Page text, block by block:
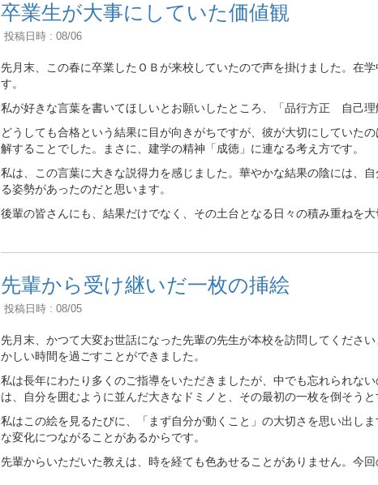
卒業生が大事にしていた価値観
投稿日時 : 08/06
先月末、この春に卒業したＯＢが来校していたので声を掛けました。在
す。
私が好きな言葉を書いてほしいとお願いしたところ、「品行方正 自己理
どうしても合格という結果に目が向きがちですが、彼が大切にしていた
解することでした。まさに、建学の精神「成徳」に連なる考え方です。
私は、この言葉に大きな説得力を感じました。華やかな結果の陰には、
る姿勢があったのだと思います。
後輩の皆さんにも、結果だけでなく、その土台となる日々の積み重ねを大
先輩から受け継いだ一枚の挿絵
投稿日時 : 08/05
先月末、かつて大変お世話になった先輩の先生が本校を訪問してくださ
かしい時間を過ごすことができました。
私は長年にわたり多くのご指導をいただきましたが、中でも忘れられな
は、自分を囲むように並んだ大きなドミノと、その最初の一枚を倒そうと
私はこの絵を見るたびに、「まず自分が動くこと」の大切さを思い出し
な変化につながることがあるからです。
先輩からいただいた教えは、時を経ても色あせることがありません。今